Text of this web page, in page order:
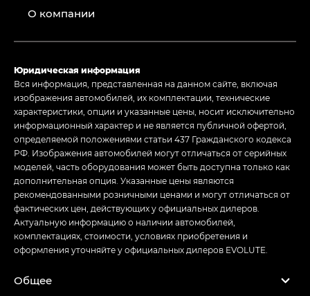
О компании
Юридическая информация
Вся информация, представленная на данном сайте, включая
изображения автомобилей, их комплектации, технические
характеристики, опции и указанные цены, носит исключительно
информационный характер и не является публичной офертой,
определяемой положениями статьи 437 Гражданского кодекса
РФ. Изображения автомобилей могут отличаться от серийных
моделей, часть оборудования может быть доступна только как
дополнительная опция. Указанные цены являются
рекомендованными розничными ценами и могут отличаться от
фактических цен, действующих у официальных дилеров.
Актуальную информацию о наличии автомобилей,
комплектациях, стоимости, условиях приобретения и
оформления уточняйте у официальных дилеров EVOLUTE.
Общее